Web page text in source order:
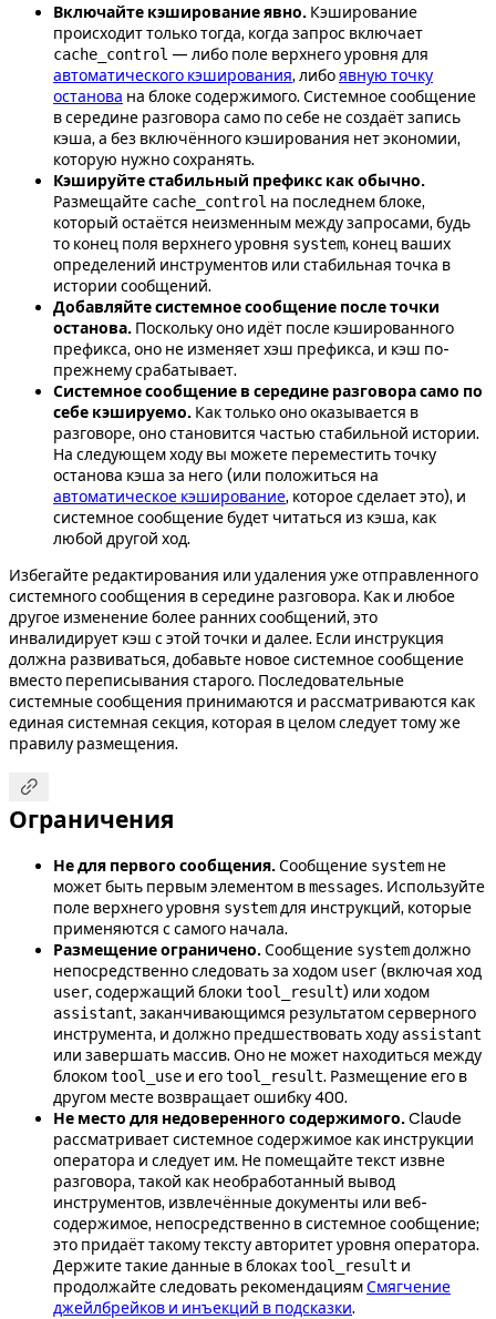
Включайте кэширование явно. Кэширование
происходит только тогда, когда запрос включает
cache_control — либо поле верхнего уровня для
автоматического кэширования, либоявную точку
останова на блоке содержимого. Системное сообщение
в середине разговора само по себе не создаёт запись
кэша, а без включённого кэширования нет экономии,
которую нужно сохранять.
Кэшируйте стабильный префикс как обычно.
Размещайте cache_control на последнем блоке,
который остаётся неизменным между запросами, будь
то конец поля верхнего уровня system, конец ваших
определений инструментов или стабильная точка в
истории сообщений.
Добавляйте системное сообщение после точки
останова. Поскольку оно идёт после кэшированного
префикса, оно не изменяет хэш префикса, и кэш по-
прежнему срабатывает.
Системное сообщение в середине разговора само по
себе кэшируемо. Как только оно оказывается в
разговоре, оно становится частью стабильной истории.
На следующем ходу вы можете переместить точку
останова кэша за него (или положиться на
автоматическое кэширование, которое сделает это), и
системное сообщение будет читаться из кэша, как
любой другой ход.
Избегайте редактирования или удаления уже отправленного
системного сообщения в середине разговора. Как и любое
другое изменение более ранних сообщений, это
инвалидирует кэш с этой точки и далее. Если инструкция
должна развиваться, добавьте новое системное сообщение
вместо переписывания старого. Последовательные
системные сообщения принимаются и рассматриваются как
единая системная секция, которая в целом следует тому же
правилу размещения.

Ограничения
Не для первого сообщения.Сообщение system не
может быть первым элементом вmessages. Используйте
поле верхнего уровня systemдля инструкций, которые
применяются с самого начала.
Размещение ограничено.Сообщение systemдолжно
непосредственно следовать за ходом user (включая ход
user, содержащий блоки tool_result) или ходом
assistant, заканчивающимся результатом серверного
инструмента, и должно предшествовать ходу assistant
или завершать массив. Оно не может находиться между
блокомtool_use и егоtool_result. Размещение его в
другом месте возвращает ошибку 400.
Не место для недоверенного содержимого.Claude
рассматривает системное содержимое как инструкции
оператора и следует им. Не помещайте текст извне
разговора, такой как необработанный вывод
инструментов, извлечённые документы или веб-
содержимое, непосредственно в системное сообщение;
это придаёт такому тексту авторитет уровня оператора.
Держите такие данные в блокахtool_result и
продолжайте следовать рекомендациямСмягчение
джейлбрейков и инъекций в подсказки.